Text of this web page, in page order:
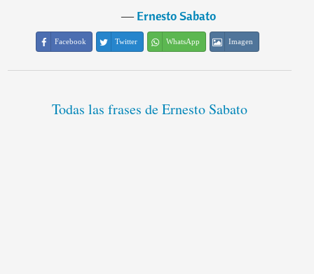
―Ernesto Sabato
Facebook Twitter WhatsApp Imagen
Todas las frases de Ernesto Sabato